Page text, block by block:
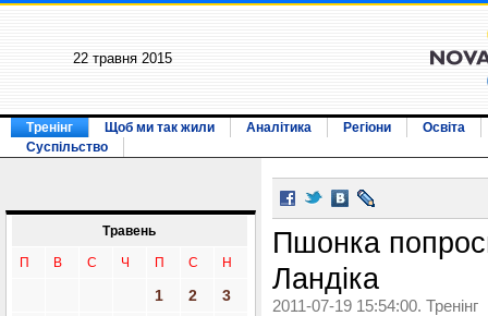
22 травня 2015
Тренінг Щоб ми так жили Аналітика Регіони
Освіта
Суспільство
Травень
П В С Ч П С Н
1 2
3
Пшонка
Ландіка
2011-07-19 15:54:00. Тренінг